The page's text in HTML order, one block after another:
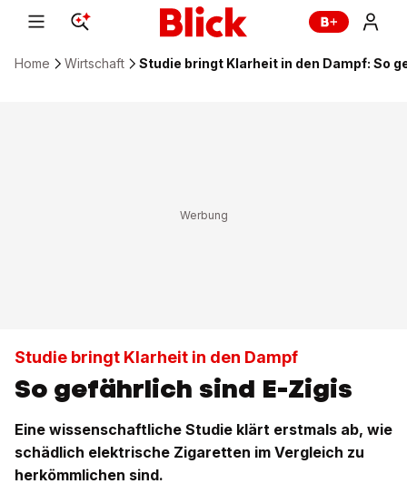
Home Wirtschaft Studie bringt Klarheit in den Dampf: So
Studie bringt Klarheit in den Dampf
So gefährlich sind E-Zigis
Eine wissenschaftliche Studie klärt erstmals ab, wie
schädlich elektrische Zigaretten im Vergleich zu
herkömmlichen sind.